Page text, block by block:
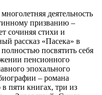
деятельность
призванию –
сочиняя стихи и
рассказ «Пасека» в
посвятить себя
пенсионного
эпохального
– романа
пяти книгах, три из